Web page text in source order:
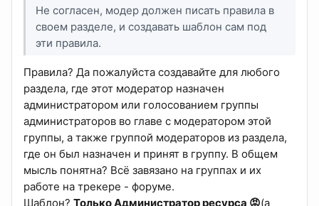
Не согласен, модер должен писать правила в
своем разделе, и создавать шаблон сам под
эти правила.
Правила? Да пожалуйста создавайте для любого
раздела, где этот модератор назначен
администратором или голосованием группы
администраторов во главе с модератором этой
группы, а также группой модераторов из раздела,
где он был назначен и принят в группу. В общем
мысль понятна? Всё завязано на группах и их
работе на трекере - форуме.
Шаблон? Только Администратор ресурса 😡(а